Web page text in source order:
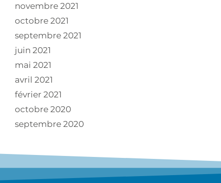
novembre 2021
octobre 2021
septembre 2021
juin 2021
mai 2021
avril 2021
février 2021
octobre 2020
septembre 2020